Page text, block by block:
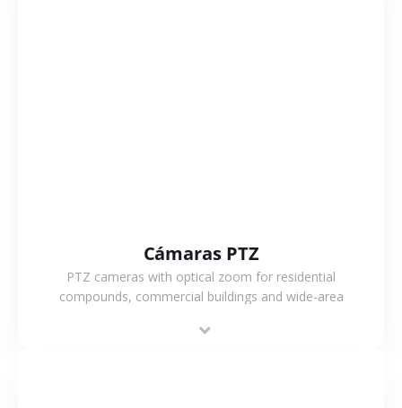
Cámaras PTZ
PTZ cameras with optical zoom for residential
compounds, commercial buildings and wide-area
flexible coverage.